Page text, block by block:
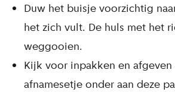
Duw het buisje voorzichtig
het zich vult. De huls met het
weggooien.
Kijk voor inpakken en afgeven
afnamesetje onder aan deze